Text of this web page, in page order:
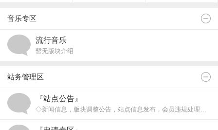
音乐专区
流行音乐
暂无版块介绍
站务管理区
『站点公告』
◇新闻信息，版块调整公告，站点信息发布，会员违规处理等 ◇